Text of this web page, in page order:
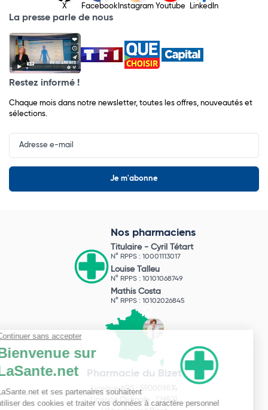
X Facebook Instagram Youtube LinkedIn
La presse parle de nous
Restez informé !
Chaque mois dans notre newsletter, toutes les offres, nouveautés et
sélections.
Input
Newsletter
Nos pharmaciens
Titulaire - Cyril Tétart
N° RPPS : 10001113017
Louise Talleu
N° RPPS : 10101068749
Mathis Costa
N° RPPS : 10102026845
Pharmacie du Bizet
Licence ARS : 590009874
Licence Ordinale : 126921